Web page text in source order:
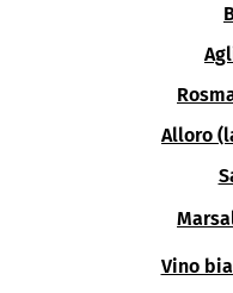
Alloro
Vino